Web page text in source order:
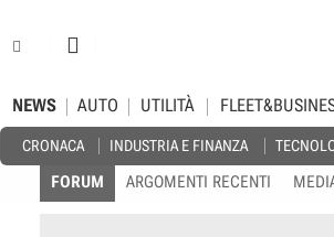
NEWS
CRONACA INDUSTRIA E FINANZA
AUTO UTILITÀ
FORUM ARGOMENTI RECENTI